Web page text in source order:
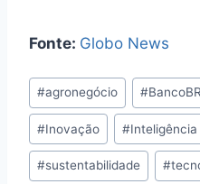
Fonte: Globo News
#agronegócio #
#Inovação #
#sustentabilidade #